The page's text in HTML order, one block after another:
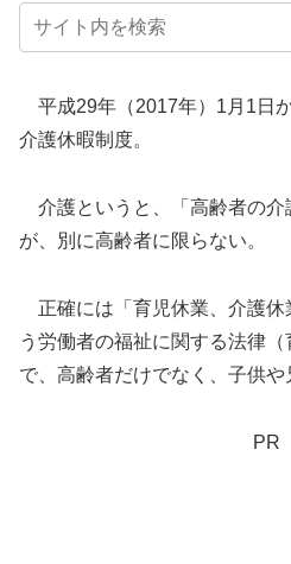
平成29年（2017年）1月1日
介護休暇制度。
介護というと、「高齢者の介
が、別に高齢者に限らない。
正確には「育児休業、介護休
う労働者の福祉に関する法律
で、高齢者だけでなく、子供や
PR